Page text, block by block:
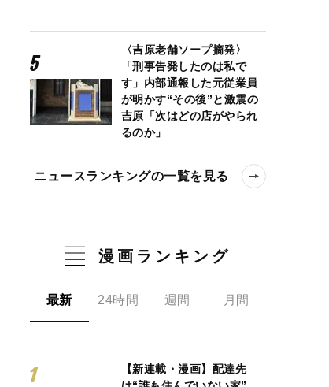
〈吉原老舗ソープ摘発〉
「刑事告発したのは私で
す」内部通報した元従業員
が明かす“その後”と激震の
吉原「次はどの店がやられ
るのか」
ニュースランキングの一覧を見る
漫画ランキング
最新 24時間 週間 月間
【新連載・漫画】配達先